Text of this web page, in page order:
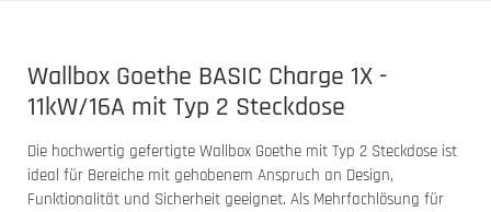
Wallbox Goethe BASIC Charge 1X -
11kW/16A mit Typ 2 Steckdose
Die hochwertig gefertigte Wallbox Goethe mit Typ 2 Steckdose ist
ideal für Bereiche mit gehobenem Anspruch an Design,
Funktionalität und Sicherheit geeignet. Als Mehrfachlösung für